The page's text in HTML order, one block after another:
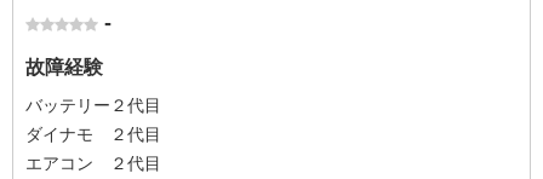
-
故障経験
バッテリー２代目
ダイナモ ２代目
エアコン ２代目